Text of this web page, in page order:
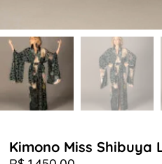
Kimono Miss Shibuya